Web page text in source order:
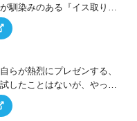
馴染みのある『イス取りゲ
、大喜利・ギャグ・モノボ
なお題で芸人がショートネ
らが熱烈にプレゼンする、
したことはないが、やって
…ハズ」という“机上の空
カラダを張って挑む！